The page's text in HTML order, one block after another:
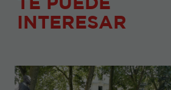
INTERESAR